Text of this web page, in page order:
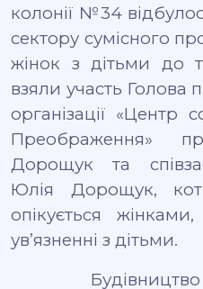
колонії №34
сектору сумісного
жінок з дітьми до
взяли участь Голова
організації «Центр
Преображення»
Дорощук та
Юлія Дорощук,
опікується
ув’язненні з дітьми.